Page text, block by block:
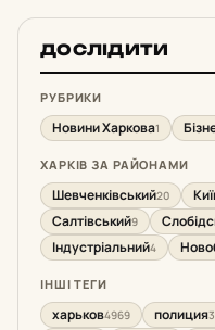
ДОСЛІДИТИ
РУБРИКИ
Новини Харкова1
ХАРКІВ ЗА РАЙОНАМИ
Шевченківський20
Салтівський9
Індустріальний4
ІНШІ ТЕГИ
харьков4969 полиция